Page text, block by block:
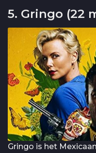
5. Gringo (22
Gringo is het